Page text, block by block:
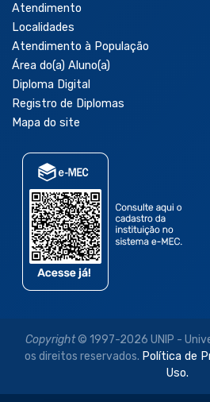
Atendimento
Localidades
Atendimento à População
Área do(a) Aluno(a)
Diploma Digital
Registro de Diplomas
Mapa do site
Copyright© 1997-2026 UNIP -
os direitos reservados. Política de
Uso.